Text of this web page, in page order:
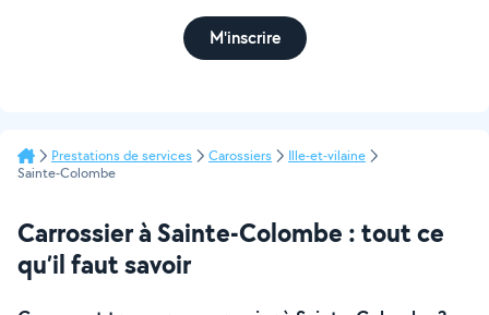
M'inscrire
Prestations de services Carossiers
Ille-et-vilaine
Sainte-Colombe
Carrossier à Sainte-Colombe : tout ce
qu’il faut savoir